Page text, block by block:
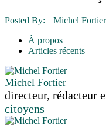
16 juillet 2026 |
14 octobre 2015
de Prévost
Posted By: Michel Fortier
À propos
Articles récents
Michel Fortier
directeur, rédacteur
citoyens